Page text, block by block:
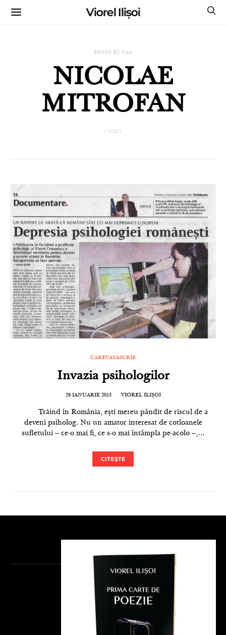
Viorel Ilișoi
POSTS BY TAG
NICOLAE
MITROFAN
1 POST
CAREVASĂSCRIE
Invazia psihologilor
29 IANUARIE 2015 VIOREL ILIȘOI
Trăind în România, ești mereu pândit de riscul de a
deveni psiholog. Nu un amator interesat de cotloanele
sufletului ‒ ce-o mai fi, ce s-o mai întâmpla pe-acolo ‒,…
CITEȘTE
CUMPĂRĂ CĂRȚILE MELE CU AUTOGRAF